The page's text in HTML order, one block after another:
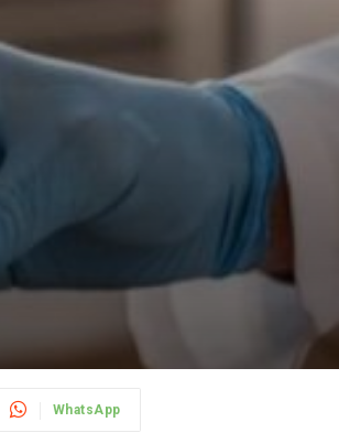
WhatsApp